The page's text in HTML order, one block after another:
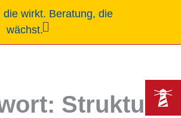
Struktur